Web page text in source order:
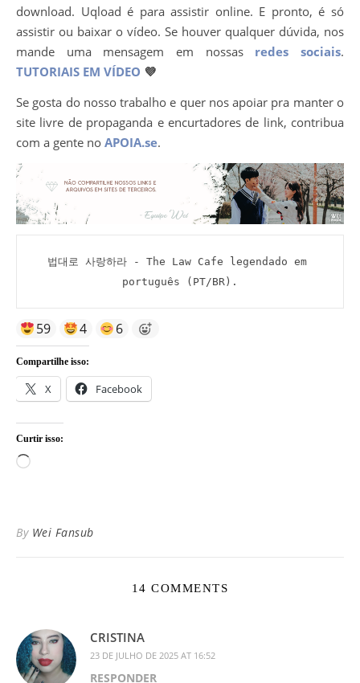
download. Uqload é para assistir online. E pronto, é só
assistir ou baixar o vídeo. Se houver qualquer dúvida, nos
mande uma mensagem em nossas redes sociais.
TUTORIAIS EM VÍDEO 💜
Se gosta do nosso trabalho e quer nos apoiar pra manter o
site livre de propaganda e encurtadores de link, contribua
com a gente no APOIA.se.
법대로 사랑하라 - The Law Cafe legendado em
português (PT/BR).
59 4 6
Compartilhe isso:
X Facebook
Curtir isso:
Carregando...
By Wei Fansub
14 COMMENTS
CRISTINA
23 DE JULHO DE 2025 AT 16:52
RESPONDER